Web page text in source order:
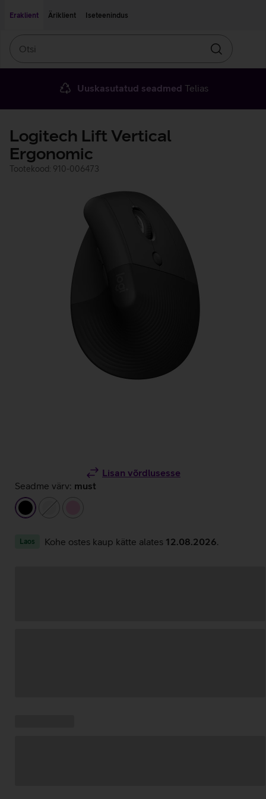
Eraklient
Äriklient Iseteenindus
Otsin
Uuskasutatud seadmed Telias
Logitech Lift Vertical
Ergonomic
Tootekood: 910-006473
Lisan võrdlusesse
Seadme värv: must
must
valge
Laos Kohe ostes kaup kätte alates 12.08.2026